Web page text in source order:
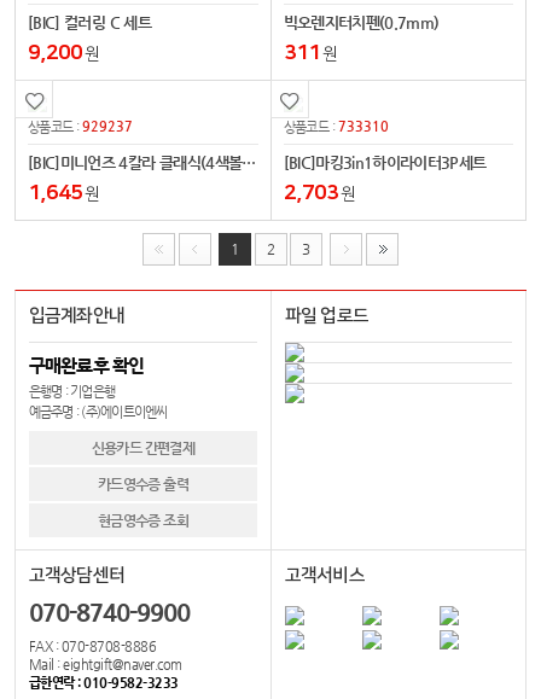
[BIC] 컬러링 C 세트
9,200원
빅오렌지터치펜(0.7mm)
311 원
상품코드 :929237
[BIC]미니언즈 4칼라 클래식(4색볼펜)
1,645원
상품코드 :733310
[BIC]마킹3in1하이라이터3P세트
2,703원
1 2 3
입금계좌안내
구매완료후 확인
은행명 : 기업은행
예금주명 : (주)에이트이엔씨
신용카드 간편결제
카드영수증 출력
현금영수증 조회
파일 업로드
고객상담센터
070-8740-9900
FAX : 070-8708-8886
Mail : eightgift@naver.com
급한연락 : 010-9582-3233
고객서비스